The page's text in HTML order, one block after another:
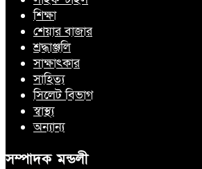
শিক্ষা
শেয়ার বাজার
শ্রদ্ধাঞ্জলি
সাক্ষাৎকার
সাহিত্য
সিলেট বিভাগ
স্বাস্থ্য
অন্যান্য
সম্পাদক মন্ডলী